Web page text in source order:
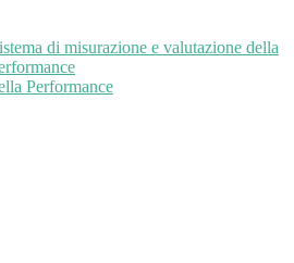
di misurazione e valutazione della
Performance